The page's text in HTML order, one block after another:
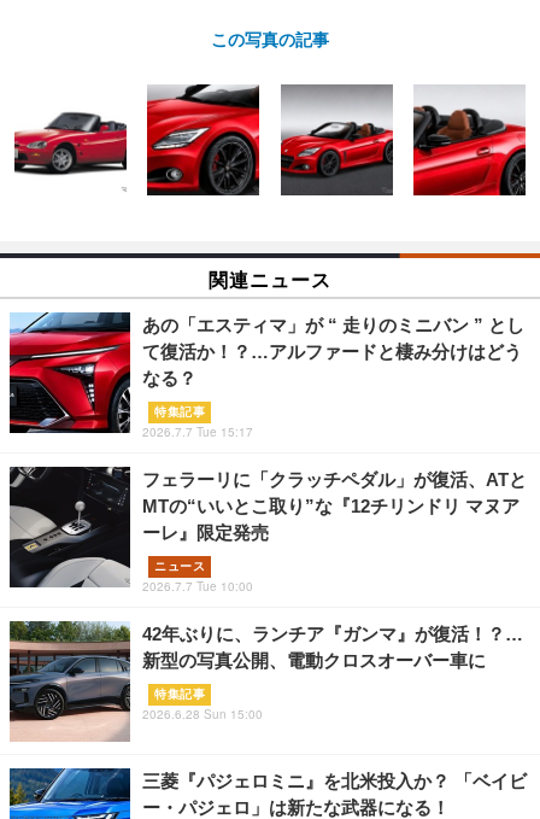
この写真の記事
関連ニュース
あの「エスティマ」が “ 走りのミニバン ” とし
て復活か！？…アルファードと棲み分けはどう
なる？
特集記事
2026.7.7 Tue 15:17
フェラーリに「クラッチペダル」が復活、ATと
MTの“いいとこ取り”な『12チリンドリ マヌア
ーレ』限定発売
ニュース
2026.7.7 Tue 10:00
42年ぶりに、ランチア『ガンマ』が復活！？…
新型の写真公開、電動クロスオーバー車に
特集記事
2026.6.28 Sun 15:00
三菱『パジェロミニ』を北米投入か？ 「ベイビ
ー・パジェロ」は新たな武器になる！